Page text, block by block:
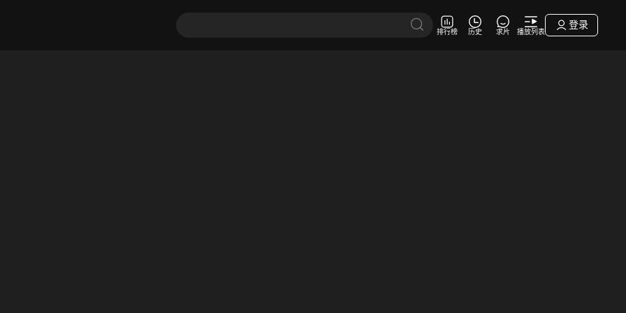
排行榜 历史 求片 播放列表
登录